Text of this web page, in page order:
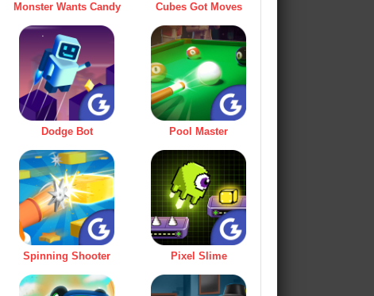
Monster Wants Candy Cubes Got Moves
Dodge Bot Pool Master
Spinning Shooter Pixel Slime